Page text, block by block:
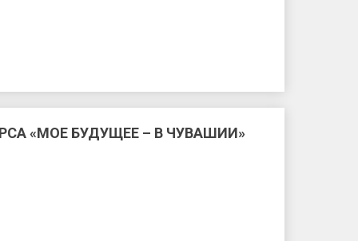
«МОЕ БУДУЩЕЕ – В ЧУВАШИИ»